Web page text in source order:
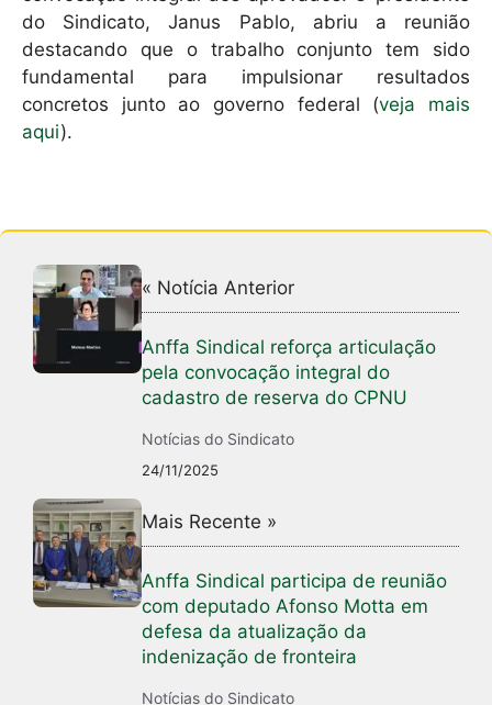
do Sindicato, Janus Pablo, abriu a reunião
destacando que o trabalho conjunto tem sido
fundamental para impulsionar resultados
concretos junto ao governo federal (veja mais
aqui).
« Notícia Anterior
Anffa Sindical reforça articulação
pela convocação integral do
cadastro de reserva do CPNU
Notícias do Sindicato
24/11/2025
Mais Recente »
Anffa Sindical participa de reunião
com deputado Afonso Motta em
defesa da atualização da
indenização de fronteira
Notícias do Sindicato